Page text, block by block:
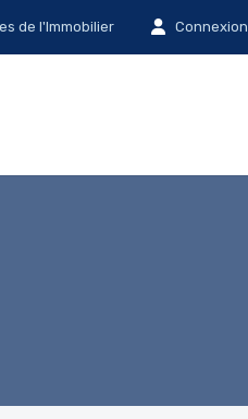
de l'Immobilier Connexion